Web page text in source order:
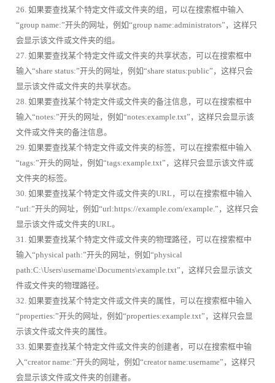
26. 如果要查找某个特定文件或文件夹的组，可以在搜索框中输入
“group name:”开头的网址，例如“group name:administrators”，这样只
会显示该文件或文件夹的组。
27. 如果要查找某个特定文件或文件夹的共享状态，可以在搜索框中
输入“share status:”开头的网址，例如“share status:public”，这样只会
显示该文件或文件夹的共享状态。
28. 如果要查找某个特定文件或文件夹的备注信息，可以在搜索框中
输入“notes:”开头的网址，例如“notes:example.txt”，这样只会显示该
文件或文件夹的备注信息。
29. 如果要查找某个特定文件或文件夹的标签，可以在搜索框中输入
“tags:”开头的网址，例如“tags:example.txt”，这样只会显示该文件或
文件夹的标签。
30. 如果要查找某个特定文件或文件夹的URL，可以在搜索框中输入
“url:”开头的网址，例如“url:https://example.com/example.”，这样只会
显示该文件或文件夹的URL。
31. 如果要查找某个特定文件或文件夹的物理路径，可以在搜索框中
输入“physical path:”开头的网址，例如“physical
path:C:\Users\username\Documents\example.txt”，这样只会显示该文
件或文件夹的物理路径。
32. 如果要查找某个特定文件或文件夹的属性，可以在搜索框中输入
“properties:”开头的网址，例如“properties:example.txt”，这样只会显
示该文件或文件夹的属性。
33. 如果要查找某个特定文件或文件夹的创建者，可以在搜索框中输
入“creator name:”开头的网址，例如“creator name:username”，这样只
会显示该文件或文件夹的创建者。